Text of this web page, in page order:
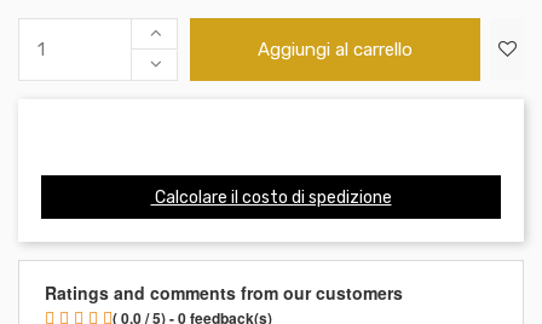
Aggiungi al carrello
Calcolare il costo di spedizione
Ratings and comments from our customers
( 0.0 / 5) - 0 feedback(s)